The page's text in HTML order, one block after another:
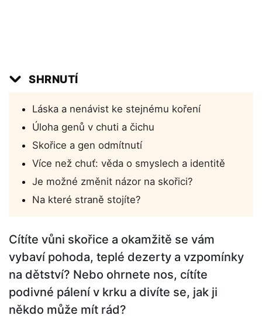
SHRNUTÍ
Láska a nenávist ke stejnému koření
Úloha genů v chuti a čichu
Skořice a gen odmítnutí
Více než chuť: věda o smyslech a identitě
Je možné změnit názor na skořici?
Na které straně stojíte?
Cítíte vůni skořice a okamžitě se vám
vybaví pohoda, teplé dezerty a vzpomínky
na dětství? Nebo ohrnete nos, cítíte
podivné pálení v krku a divíte se, jak ji
někdo může mít rád?